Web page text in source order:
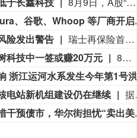
市场消息： 随着 Oura、谷歌、
险发出警告
瑞士再保险首席执行官贝格尔（Andreas Berger）在接受瑞士《周日新苏黎世报》（NZZ am Sonntag）采访时表示：”热浪及其相关死亡人数的风险被低估了。”他补充说：”我们需要提高对由此产生的危险的认识。”贝格尔是在瑞士再保险公布2026年上半年净利润增长9%之后发表上述言论的，他表示现在断言超额死亡率将如何影响这家总部位于苏黎世的公司的财务数据还为时过早。
科技中一签或赚20万元
8月10日，A股“人形机器人第一股”宇树科技（688836.SH）将在科创板正式开启申购。考虑到宇树科技本次发行流通盘规模较小，又叠加“第一股”的题材光环，多家券商综合测算显示，其预计中签率在万分之二至万分之三之间，远低于长鑫科技0.47%的中签率水平。数据显示，2026年以来A股新股上市首日平均涨幅高达276.04%，若以此测算，中一签宇树科技账面盈利有望突破20万元；若对标年内科创板新股首日466.61%的平均涨幅，单签盈利可达35.18万元。（21世纪经济报道）
电站新机组建设仍在继续
据俄罗斯媒体9日报道，俄罗斯国家原子能公司首席执行官利哈乔夫说，伊朗布什尔核
美财长